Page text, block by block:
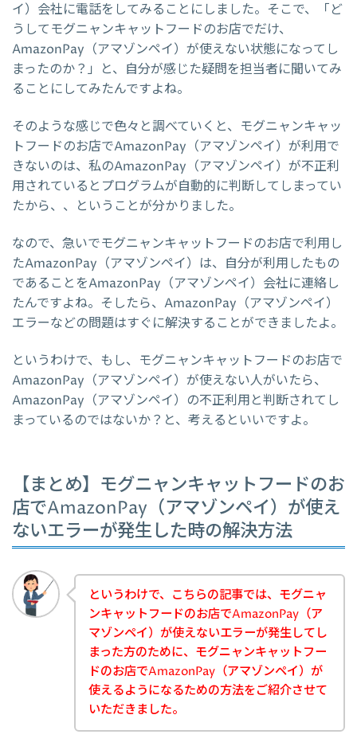
イ）会社に電話をしてみることにしました。そこで、「ど
うしてモグニャンキャットフードのお店でだけ、
AmazonPay（アマゾンペイ）が使えない状態になってし
まったのか？」と、自分が感じた疑問を担当者に聞いてみ
ることにしてみたんですよね。
そのような感じで色々と調べていくと、モグニャンキャッ
トフードのお店でAmazonPay（アマゾンペイ）が利用で
きないのは、私のAmazonPay（アマゾンペイ）が不正利
用されているとプログラムが自動的に判断してしまってい
たから、、ということが分かりました。
なので、急いでモグニャンキャットフードのお店で利用し
たAmazonPay（アマゾンペイ）は、自分が利用したもの
であることをAmazonPay（アマゾンペイ）会社に連絡し
たんですよね。そしたら、AmazonPay（アマゾンペイ）
エラーなどの問題はすぐに解決することができましたよ。
というわけで、もし、モグニャンキャットフードのお店で
AmazonPay（アマゾンペイ）が使えない人がいたら、
AmazonPay（アマゾンペイ）の不正利用と判断されてし
まっているのではないか？と、考えるといいですよ。
【まとめ】モグニャンキャットフードのお
店でAmazonPay（アマゾンペイ）が使え
ないエラーが発生した時の解決方法
というわけで、こちらの記事では、モグニャ
ンキャットフードのお店でAmazonPay（ア
マゾンペイ）が使えないエラーが発生してし
まった方のために、モグニャンキャットフー
ドのお店でAmazonPay（アマゾンペイ）が
使えるようになるための方法をご紹介させて
いただきました。